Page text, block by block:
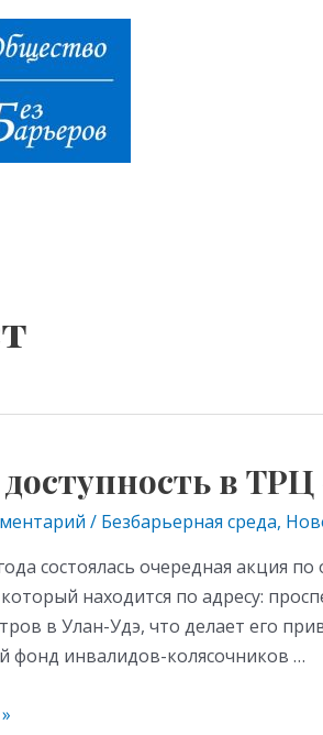
доступность в
/ Безбарьерная среда,
состоялась очередная акция
находится по адресу:
в Улан-Удэ, что делает его
фонд инвалидов-колясочников …